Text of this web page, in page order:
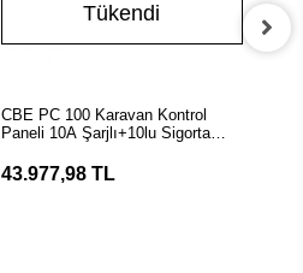
Tükendi
CBE PC 100 Karavan Kontrol
Paneli 10A Şarjlı+10lu Sigorta
43.977,98 TL